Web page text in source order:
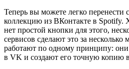
Теперь вы можете легко
коллекцию из ВКонтакте в Spotify.
нет простой кнопки для этого,
сервисов сделают это за
работают по одному принципу:
в VK и создают его точную копию